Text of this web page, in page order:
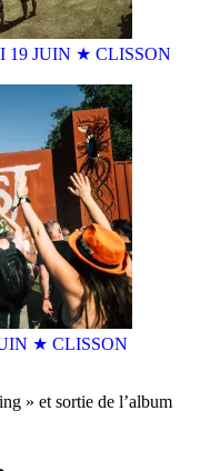
19 JUIN ★ CLISSON
★ CLISSON
» et sortie de l’album